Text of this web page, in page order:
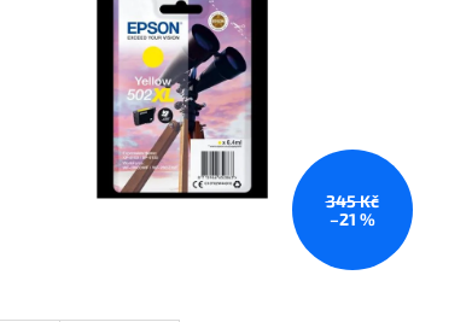
hvězdiček.
345 Kč
–21 %